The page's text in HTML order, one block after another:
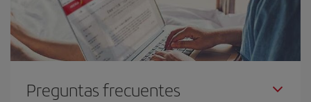
Preguntas frecuentes